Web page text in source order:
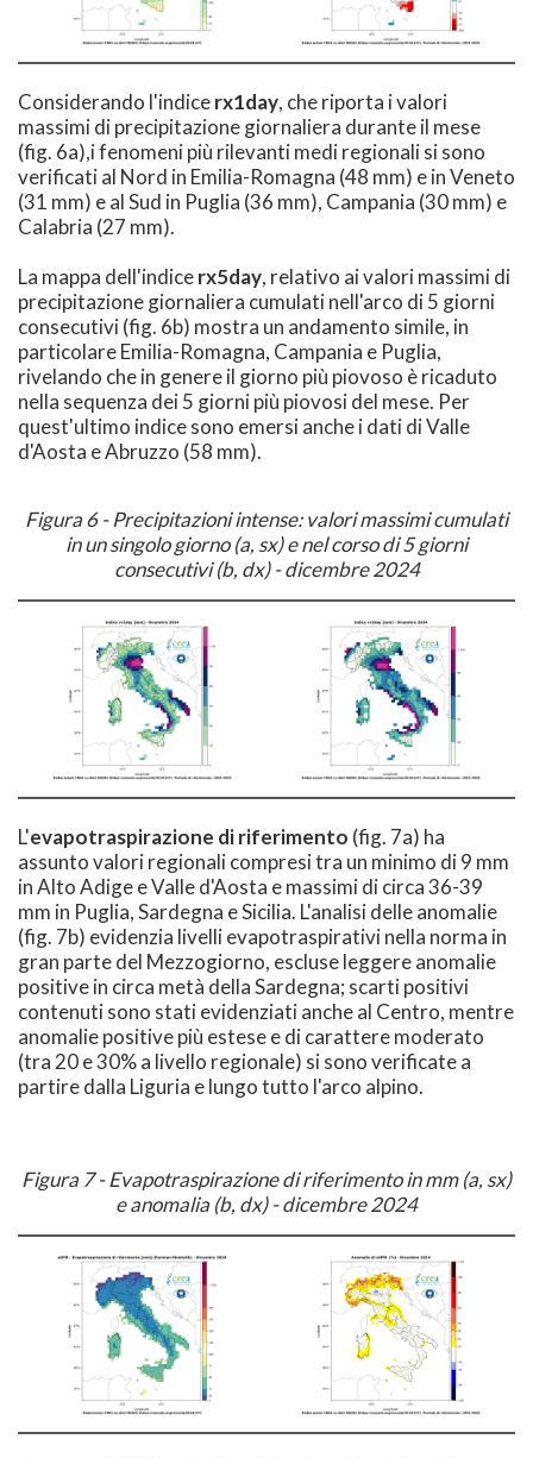
Considerando l'indicerx1day, che riporta i valori
massimi di precipitazione giornaliera durante il mese
(fig. 6a),i fenomeni più rilevanti medi regionali si sono
verificati al Nord in Emilia-Romagna (48 mm) e in Veneto
(31 mm) e al Sud in Puglia (36 mm), Campania (30 mm) e
Calabria (27 mm).
La mappa dell'indicerx5day, relativo ai valori massimi di
precipitazione giornaliera cumulati nell'arco di 5 giorni
consecutivi (fig. 6b) mostra un andamento simile, in
particolare Emilia-Romagna, Campania e Puglia,
rivelando che in genere il giorno più piovoso è ricaduto
nella sequenza dei 5 giorni più piovosi del mese. Per
quest'ultimo indice sono emersi anche i dati di Valle
d'Aosta e Abruzzo (58 mm).
Figura 6 - Precipitazioni intense: valori massimi cumulati
in un singolo giorno (a, sx) e nel corso di 5 giorni
consecutivi (b, dx) - dicembre 2024
L'evapotraspirazione di riferimento (fig. 7a) ha
assunto valori regionali compresi tra un minimo di 9 mm
in Alto Adige e Valle d'Aosta e massimi di circa 36-39
mm in Puglia, Sardegna e Sicilia. L'analisi delle anomalie
(fig. 7b) evidenzia livelli evapotraspirativi nella norma in
gran parte del Mezzogiorno, escluse leggere anomalie
positive in circa metà della Sardegna; scarti positivi
contenuti sono stati evidenziati anche al Centro, mentre
anomalie positive più estese e di carattere moderato
(tra 20 e 30% a livello regionale) si sono verificate a
partire dalla Liguria e lungo tutto l'arco alpino.
Figura 7 - Evapotraspirazione di riferimento in mm (a, sx)
e anomalia (b, dx) - dicembre 2024